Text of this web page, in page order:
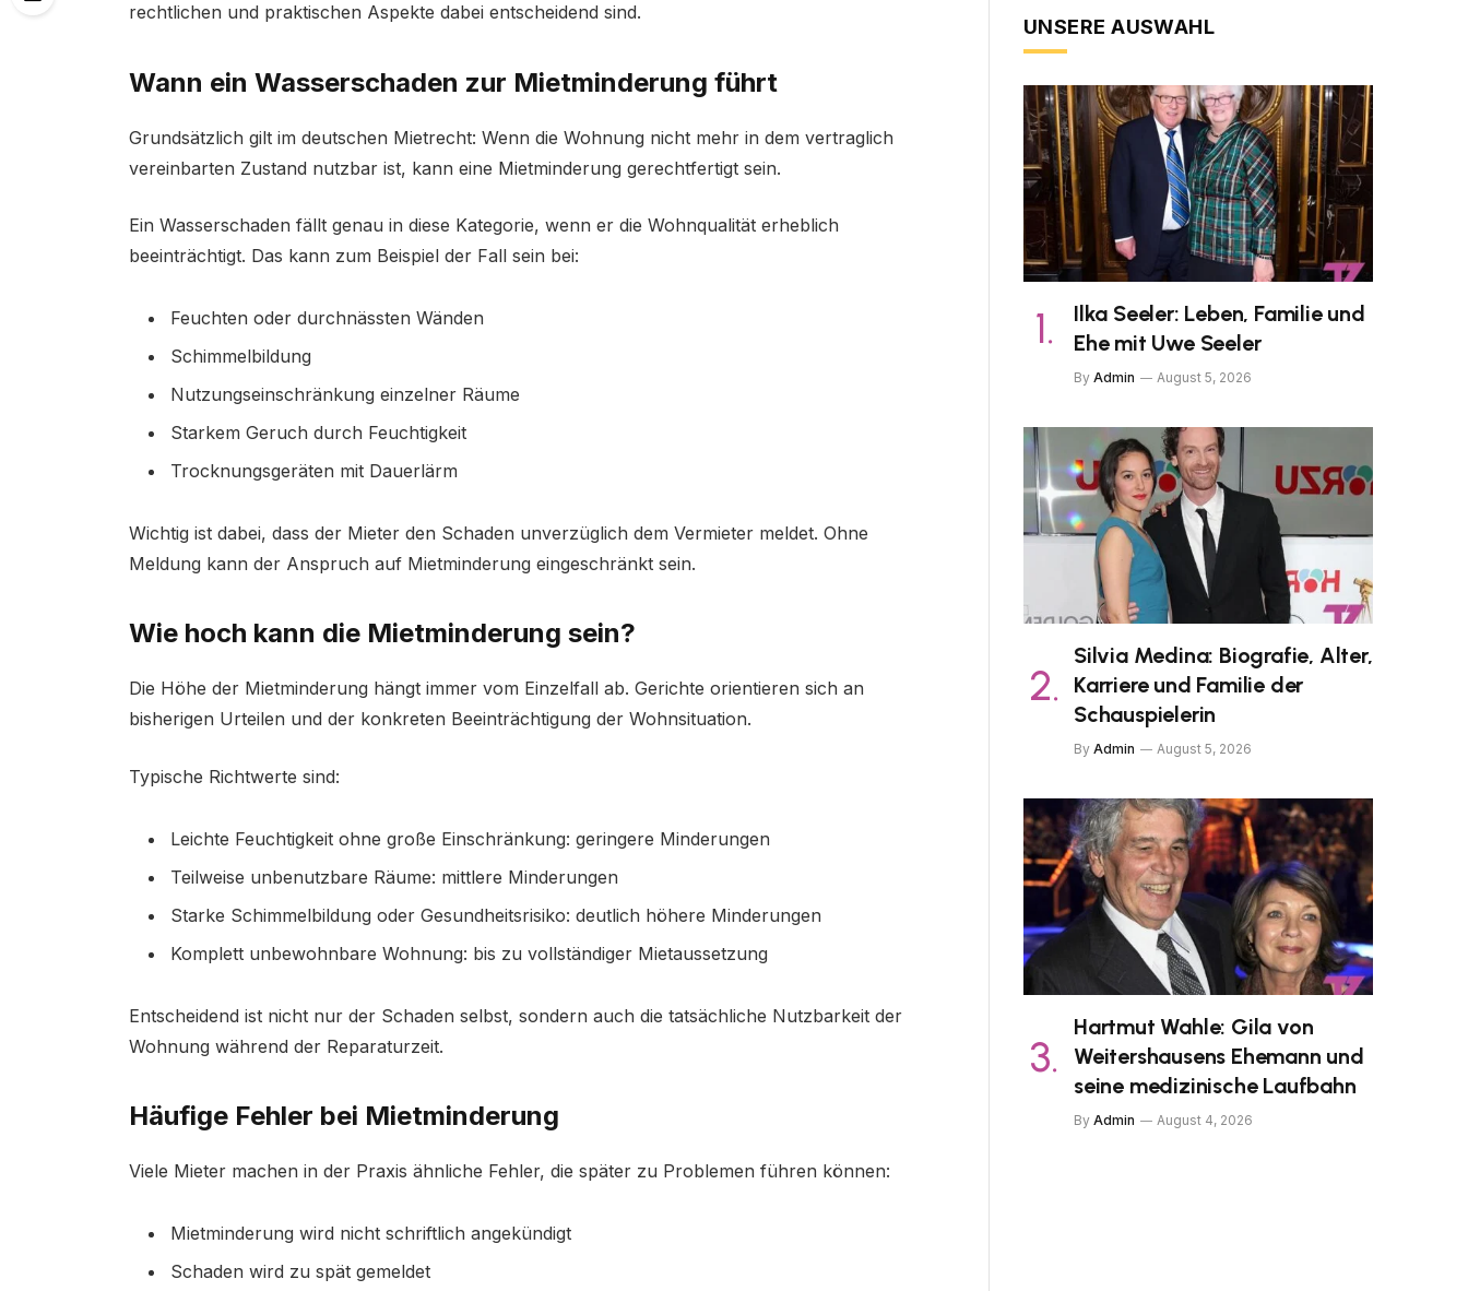
rechtlichen und praktischen Aspekte dabei entscheidend sind.
Wann ein Wasserschaden zur Mietminderung führt
Grundsätzlich gilt im deutschen Mietrecht: Wenn die Wohnung nicht mehr in dem vertraglich
vereinbarten Zustand nutzbar ist, kann eine Mietminderung gerechtfertigt sein.
Ein Wasserschaden fällt genau in diese Kategorie, wenn er die Wohnqualität erheblich
beeinträchtigt. Das kann zum Beispiel der Fall sein bei:
Feuchten oder durchnässten Wänden
Schimmelbildung
Nutzungseinschränkung einzelner Räume
Starkem Geruch durch Feuchtigkeit
Trocknungsgeräten mit Dauerlärm
Wichtig ist dabei, dass der Mieter den Schaden unverzüglich dem Vermieter meldet. Ohne
Meldung kann der Anspruch auf Mietminderung eingeschränkt sein.
Wie hoch kann die Mietminderung sein?
Die Höhe der Mietminderung hängt immer vom Einzelfall ab. Gerichte orientieren sich an
bisherigen Urteilen und der konkreten Beeinträchtigung der Wohnsituation.
Typische Richtwerte sind:
Leichte Feuchtigkeit ohne große Einschränkung: geringere Minderungen
Teilweise unbenutzbare Räume: mittlere Minderungen
Starke Schimmelbildung oder Gesundheitsrisiko: deutlich höhere Minderungen
Komplett unbewohnbare Wohnung: bis zu vollständiger Mietaussetzung
Entscheidend ist nicht nur der Schaden selbst, sondern auch die tatsächliche Nutzbarkeit der
Wohnung während der Reparaturzeit.
Häufige Fehler bei Mietminderung
Viele Mieter machen in der Praxis ähnliche Fehler, die später zu Problemen führen können:
Mietminderung wird nicht schriftlich angekündigt
Schaden wird zu spät gemeldet
UNSERE AUSWAHL
Ilka Seeler: Leben, Familie und
Ehe mit Uwe Seeler
By Admin August 5, 2026
Silvia Medina: Biografie, Alter,
Karriere und Familie der
Schauspielerin
By Admin August 5, 2026
Hartmut Wahle: Gila von
Weitershausens Ehemann und
seine medizinische Laufbahn
By Admin August 4, 2026